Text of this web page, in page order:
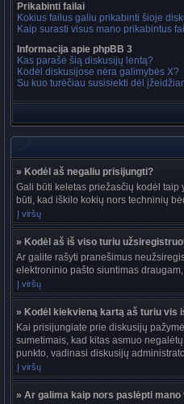
Prikabinti failai
Kokius failus galiu prikabinti šioje
Kaip surasti visus mano prikabintus
Informacija apie phpBB 3
Kas parašė šią diskusijų lentą?
Kodėl diskusijose nėra galimybės X?
Su kuo turėčiau susisiekti dėl
» Kodėl aš negaliu prisijungti?
Gali būti keletas priežasčių kodėl taip
būti, kad iškilo kokių nors techninių
Į viršų
» Kodėl aš iš viso turiu
Ar galite rašyti pranešimus
elektroninio pašto siuntimas
Į viršų
» Kodėl kiekvieną kartą aš turiu vis
Kai prisijungiate prie diskusijų
sumetimais, kad kitas asmuo
punkto, vadinasi diskusijų
Į viršų
» Ar galima kaip nors paslėpti